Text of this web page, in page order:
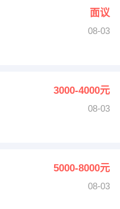
面议
08-03
3000-4000元
08-03
5000-8000元
08-03